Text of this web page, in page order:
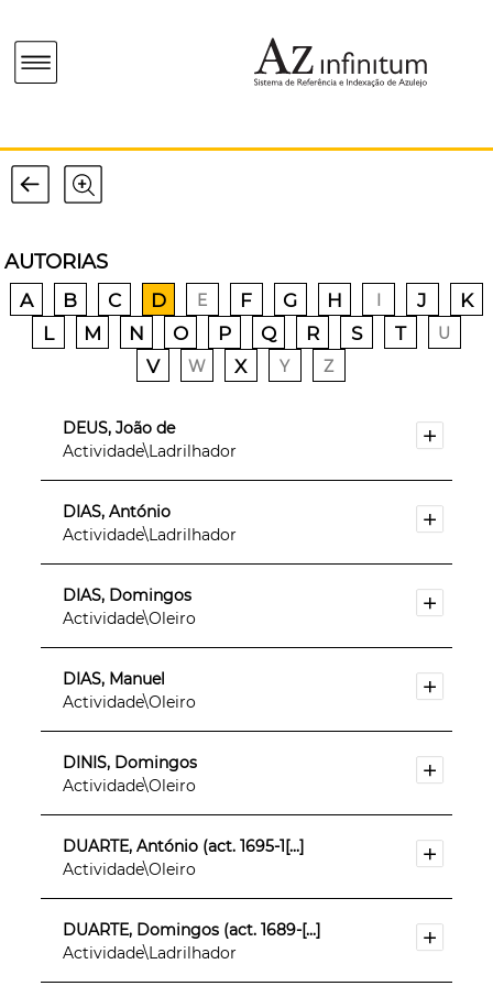
AUTORIAS
A B C D E F G H I J
K
L
M N O P Q R S T U
V W X Y Z
DEUS, João de
Actividade\Ladrilhador
DIAS, António
Actividade\Ladrilhador
DIAS, Domingos
Actividade\Oleiro
DIAS, Manuel
Actividade\Oleiro
DINIS, Domingos
Actividade\Oleiro
DUARTE, António (act. 1695-1[...]
Actividade\Oleiro
DUARTE, Domingos (act. 1689-[...]
Actividade\Ladrilhador